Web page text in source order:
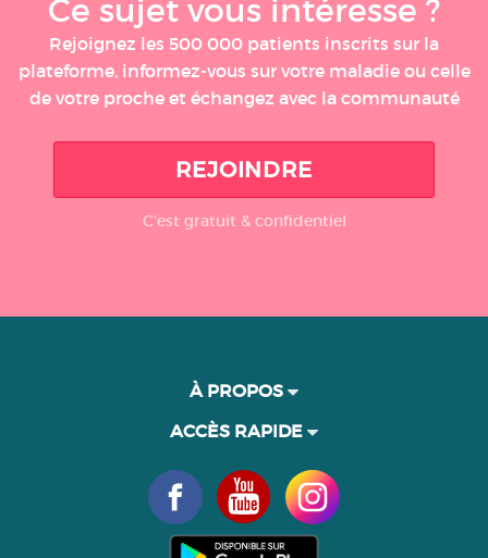
Ce sujet vous intéresse ?
Rejoignez les 500 000 patients inscrits sur la
plateforme, informez-vous sur votre maladie ou celle
de votre proche et échangez avec la communauté
REJOINDRE
C'est gratuit & confidentiel
À PROPOS
ACCÈS RAPIDE